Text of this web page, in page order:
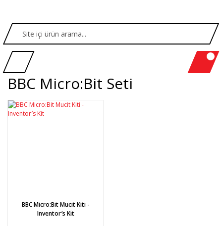
BBC Micro:Bit Seti
BBC Micro:Bit Mucit Kiti -
Inventor′s Kit